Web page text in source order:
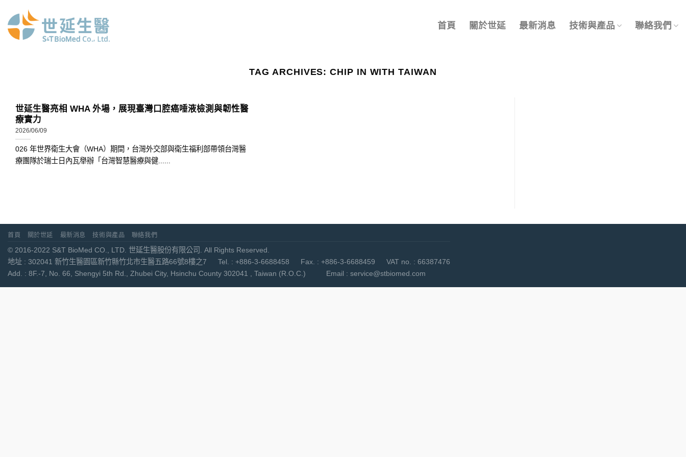
content
首頁 關於世延 最新消息 技術與產品 聯絡我們
TAG ARCHIVES:CHIP IN WITH TAIWAN
世延生醫亮相 WHA 外場，展現臺灣口腔癌唾液檢測與韌性醫
療實力
2026/06/09
026 年世界衛生大會（WHA）期間，台灣外交部與衛生福利部帶領台灣醫
療團隊於瑞士日內瓦舉辦「台灣智慧醫療與健......
首頁 關於世延 最新消息 技術與產品 聯絡我們
© 2016-2022 S&T BioMed CO., LTD. 世延生醫股份有限公司. All Rights Reserved.
地址 : 302041 新竹生醫園區新竹縣竹北市生醫五路66號8樓之7 Tel. : +886-3-6688458 Fax. : +886-3-6688459 VAT no. : 66387476
Add. : 8F.-7, No. 66, Shengyi 5th Rd., Zhubei City, Hsinchu County 302041 , Taiwan (R.O.C.) Email : service@stbiomed.com